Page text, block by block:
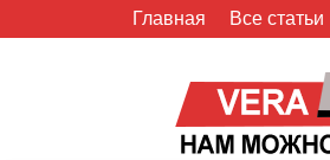
Главная Все статьи